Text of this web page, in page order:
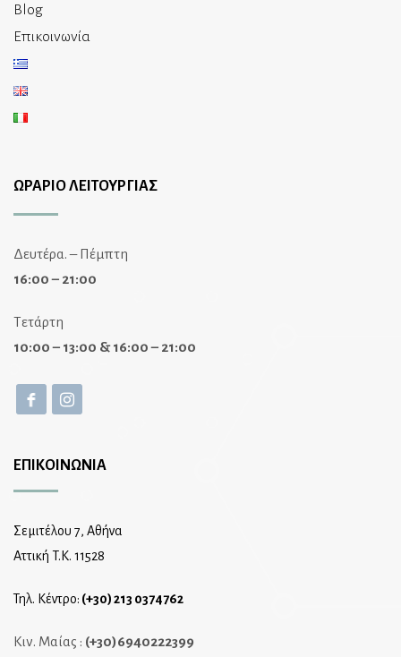
Blog
Επικοινωνία
ΩΡΑΡΙΟ ΛΕΙΤΟΥΡΓΙΑΣ
Δευτέρα. – Πέμπτη
16:00 – 21:00
Τετάρτη
10:00 – 13:00 & 16:00 – 21:00
ΕΠΙΚΟΙΝΩΝΙΑ
Σεμιτέλου 7, Αθήνα
Αττική T.K. 11528
Τηλ. Κέντρο: (+30) 213 0374762
Κιν. Μαίας : (+30)6940222399